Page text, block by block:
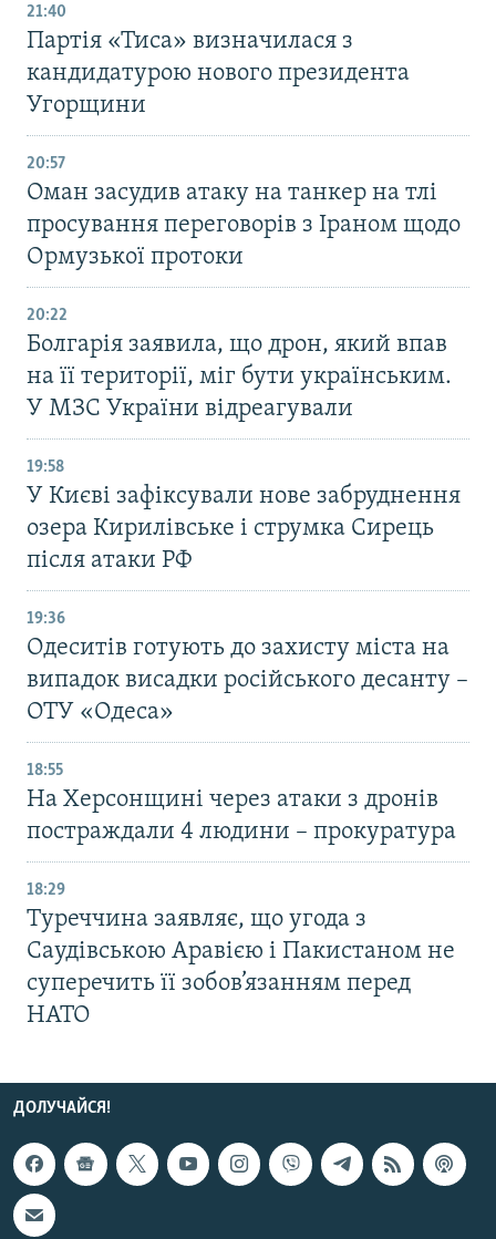
21:40
Партія «Тиса» визначилася з
кандидатурою нового президента
Угорщини
20:57
Оман засудив атаку на танкер на тлі
просування переговорів з Іраном щодо
Ормузької протоки
20:22
Болгарія заявила, що дрон, який впав
на її території, міг бути українським.
У МЗС України відреагували
19:58
У Києві зафіксували нове забруднення
озера Кирилівське і струмка Сирець
після атаки РФ
19:36
Одеситів готують до захисту міста на
випадок висадки російського десанту –
ОТУ «Одеса»
18:55
На Херсонщині через атаки з дронів
постраждали 4 людини – прокуратура
18:29
Туреччина заявляє, що угода з
Саудівською Аравією і Пакистаном не
суперечить її зобов’язанням перед
НАТО
ДОЛУЧАЙСЯ!